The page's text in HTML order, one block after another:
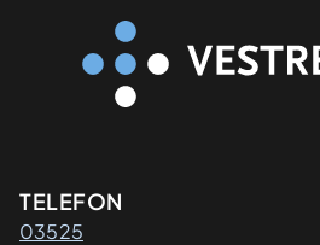
Kontaktinformasjon
TELEFON
03525